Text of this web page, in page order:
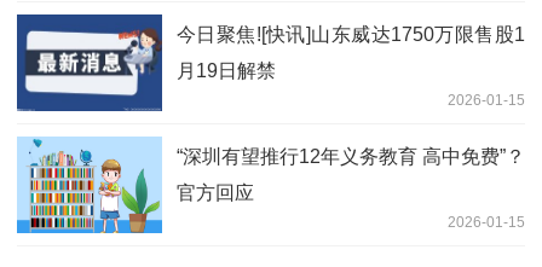
今日聚焦![快讯]山东威达1750万限售股1
月19日解禁
2026-01-15
“深圳有望推行12年义务教育 高中免费”？
官方回应
2026-01-15